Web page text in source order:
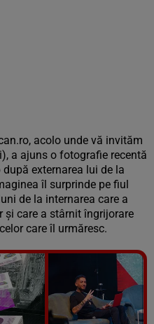
acolo unde vă invităm
a ajuns o fotografie recentă
externarea lui de la
îl surprinde pe fiul
de la internarea care a
care a stârnit îngrijorare
care îl urmăresc.